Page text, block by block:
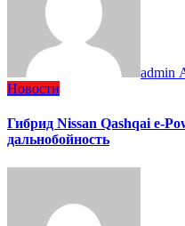
admin
Новости
Гибрид Nissan Qashqai e-
дальнобойность